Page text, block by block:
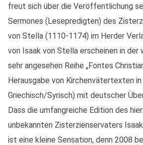
freut sich über die Veröffentlichung
Sermones (Lesepredigten) des
von Stella (1110-1174) im Herder
von Isaak von Stella erscheinen in
sehr angesehen Reihe „Fontes
Herausgabe von Kirchenvätertexten
Griechisch/Syrisch) mit deutscher
Dass die umfangreiche Edition des
unbekannten Zisterzienservaters
ist eine kleine Sensation, denn 2008